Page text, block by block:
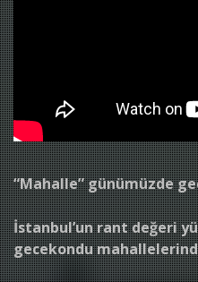
“Mahalle” günümüzde
İstanbul’un rant değeri
gecekondu